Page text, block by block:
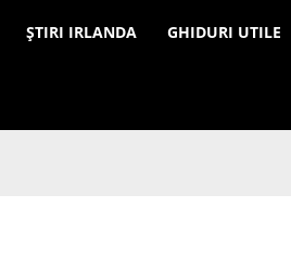
ȘTIRI IRLANDA GHIDURI UTILE